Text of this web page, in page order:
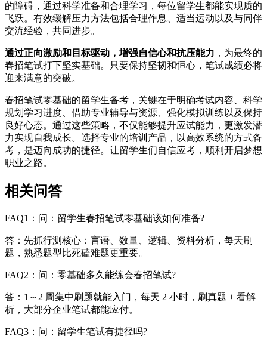
的障碍，通过科学准备和合理学习，每位留学生都能实现质的
飞跃。有效缓解压力方法包括合理作息、适当运动以及与同伴
交流经验，共同进步。
通过正向激励和目标驱动，增强自信心和抗压能力 ，为最终的
春招笔试打下坚实基础。只要保持坚韧和恒心，笔试成绩必将
迎来满意的突破。
春招笔试零基础的留学生备考，关键在于明确考试内容、科学
规划学习进度、借助专业辅导与资源、强化模拟训练以及保持
良好心态。通过这些策略，不仅能够提升应试能力，更激发潜
力实现自我成长。选择专业的培训产品，以高效系统的方式备
考，是迈向成功的捷径。让留学生们自信应考，顺利开启梦想
职业之路。
相关问答
FAQ1：问：留学生春招笔试零基础该如何准备?
答：先抓行测核心：言语、数量、逻辑、资料分析，每天刷
题，熟悉题型比死磕难题更重要。
FAQ2：问：零基础多久能练会春招笔试?
答：1～2 周集中刷题就能入门，每天 2 小时，刷真题 + 看解
析，大部分企业笔试都能应付。
FAQ3：问：留学生笔试有捷径吗?